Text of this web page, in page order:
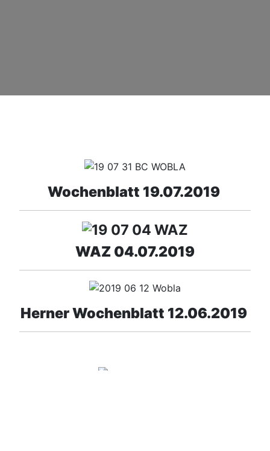
Wochenblatt 19.07.2019
WAZ 04.07.2019
Herner Wochenblatt 12.06.2019